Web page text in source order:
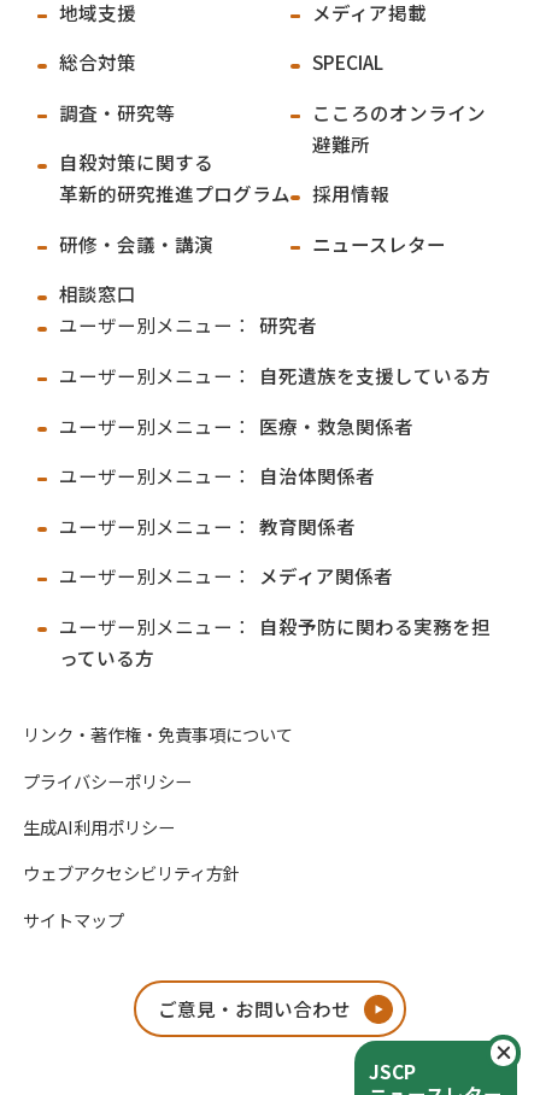
JSCP
地域支援
総合対策
調査・研究等
自殺対策に関する
革新的研究推進プログラム
研修・会議・講演
相談窓口
メディア掲載
SPECIAL
こころのオンライン
避難所
採用情報
ニュースレター
ユーザー別メニュー： 研究者
ユーザー別メニュー：
自死遺族を支援している方
ユーザー別メニュー：
医療・救急関係者
ユーザー別メニュー：
自治体関係者
ユーザー別メニュー： 教育関係者
ユーザー別メニュー：
メディア関係者
ユーザー別メニュー：
自殺予防に関わる実務を担
っている方
リンク・著作権・免責事項について
プライバシーポリシー
生成AI利用ポリシー
ウェブアクセシビリティ方針
サイトマップ
ご意見・お問い合わせ